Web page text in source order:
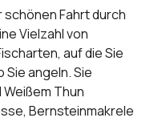
schönen Fahrt durch
Vielzahl von
auf die Sie
Sie angeln. Sie
Thun
Bernsteinmakrele